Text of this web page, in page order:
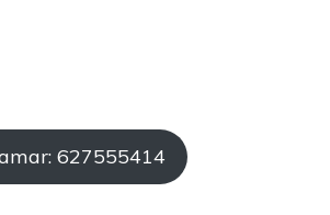
627555414